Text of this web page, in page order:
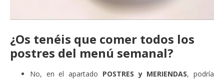
¿Os tenéis que comer todos los
postres del menú semanal?
No, en el apartado POSTRES y MERIENDAS, podría